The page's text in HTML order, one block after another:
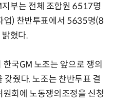
부는 전체 조합원 6517명
업) 찬반투표에서 5635명(8
혔다.
국GM 노조는 앞으로 쟁의
갖췄다. 노조는 찬반투표 결
회에 노동쟁의조정을 신청